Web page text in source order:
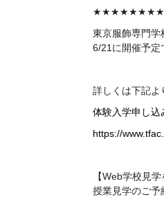
東京服飾専門
6/21に開催予定
詳しくは下記よ
体験入学申し
https://
【Web学校見
授業見学のご予